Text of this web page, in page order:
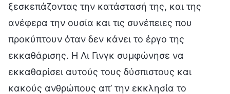
ξεσκεπάζοντας την κατάστασή της, και της
ανέφερα την ουσία και τις συνέπειες που
προκύπτουν όταν δεν κάνει το έργο της
εκκαθάρισης. Η Λι Γινγκ συμφώνησε να
εκκαθαρίσει αυτούς τους δύσπιστους και
κακούς ανθρώπους απ’ την εκκλησία το